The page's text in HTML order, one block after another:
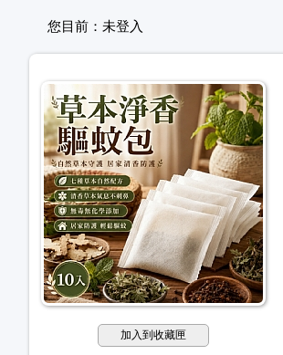
您目前： 未登入
加入到收藏匣